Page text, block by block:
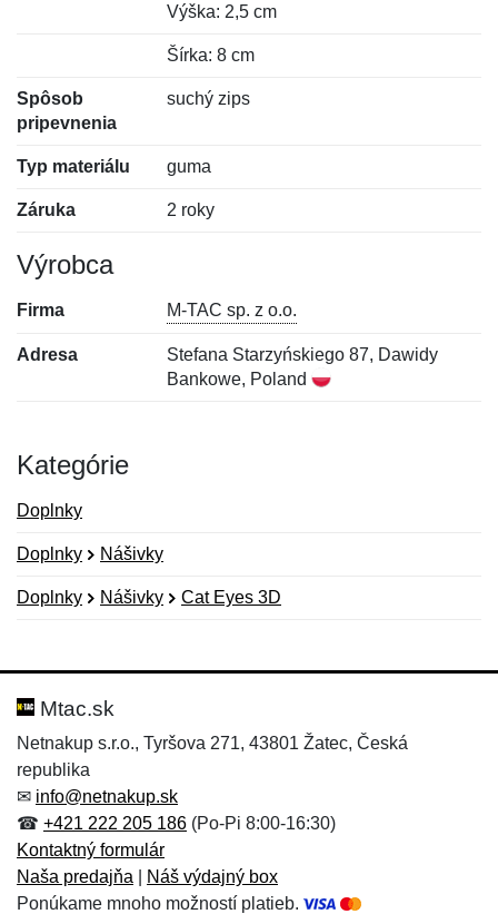
Výška: 2,5 cm
Šírka: 8 cm
Spôsob
pripevnenia
suchý zips
Typ materiálu guma
Záruka 2 roky
Výrobca
Firma M-TAC sp. z o.o.
Adresa
Stefana Starzyńskiego 87, Dawidy
Bankowe, Poland
Kategórie
Doplnky
Doplnky Nášivky
Doplnky Nášivky Cat Eyes 3D
Hodnotenie:
Meno:*
E-mail:
Meno:
E-mail:*
Správa*
Mtac.sk
Netnakup s.r.o., Tyršova 271, 43801 Žatec, Česká
republika
✉ info@netnakup.sk
☎ +421 222 205 186 (Po-Pi 8:00-16:30)
Kontaktný formulár
Naša predajňa
Náš výdajný box
Ponúkame mnoho možností platieb.